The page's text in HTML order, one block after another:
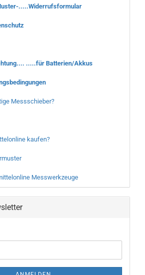
.....Widerrufsformular
.....für Batterien/Akkus
Messschieber?
kaufen?
Messwerkzeuge